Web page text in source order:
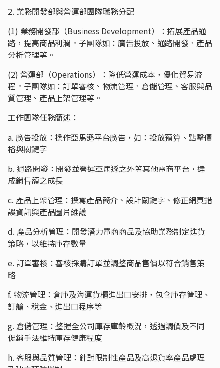
2. 業務開發部與營運部團隊職務分配
(1) 業務開發部（Business Development）：拓展產品通
路，提高商品利潤。子團隊如：廣告投放、通路開發、產品
分析管理等。
(2) 營運部（Operations）：降低營運成本，優化貿易流
程。子團隊如：訂單審核、物流管理、倉儲管理、客服與品
質管理、產品上架管理等。
工作團隊任務簡述：
a. 廣告投放：操作亞馬遜平台廣告，如：投放預算、點擊價
格與關鍵字
b. 通路開發：開發並營運亞馬遜之外等其他電商平台，達
成銷售額之成長
c. 產品上架管理：撰寫產品簡介、設計關鍵字、修正網頁錯
誤資訊與產品圖片維護
d. 產品分析管理：開發潛力電商商品及協助業務制定進貨
策略，以維持庫存數量
e. 訂單審核：審核採購訂單並調整商品售價以符合銷售策
略
f. 物流管理：倉庫及海運貨櫃進出口安排，包含庫存管理、
訂艙、稅金、進出口程序等
g. 倉儲管理：整握全公司庫存庫齡概況，透過調價及不同
促銷手法維持庫存健康程度
h. 客服與品質管理：針對限制性產品及高退貨率產品處理